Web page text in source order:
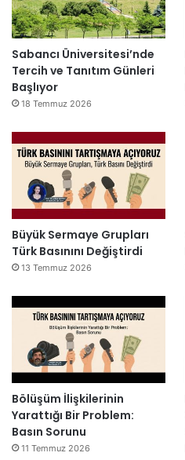
Sabancı Üniversitesi’nde
Tercih ve Tanıtım Günleri
Başlıyor
18 Temmuz 2026
Büyük Sermaye Grupları
Türk Basınını Değiştirdi
13 Temmuz 2026
Bölüşüm İlişkilerinin
Yarattığı Bir Problem:
Basın Sorunu
11 Temmuz 2026